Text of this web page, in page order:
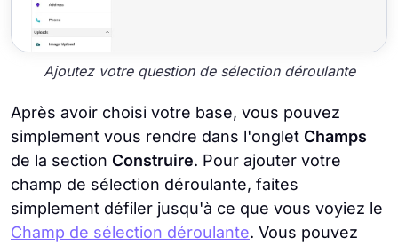
Ajoutez votre question de sélection déroulante
Après avoir choisi votre base, vous pouvez
simplement vous rendre dans l'onglet Champs
de la section Construire. Pour ajouter votre
champ de sélection déroulante, faites
simplement défiler jusqu'à ce que vous voyiez le
Champ de sélection déroulante. Vous pouvez